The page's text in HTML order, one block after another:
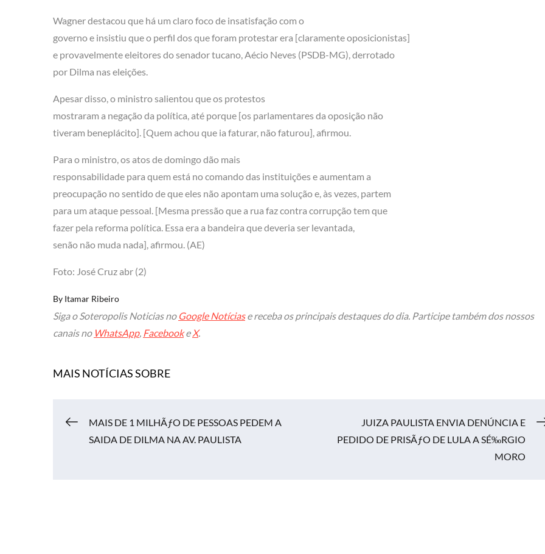
Wagner destacou que há um claro foco de insatisfação com o
governo e insistiu que o perfil dos que foram protestar era [claramente oposicionistas]
e provavelmente eleitores do senador tucano, Aécio Neves (PSDB-MG), derrotado
por Dilma nas eleições.
Apesar disso, o ministro salientou que os protestos
mostraram a negação da política, até porque [os parlamentares da oposição não
tiveram beneplácito]. [Quem achou que ia faturar, não faturou], afirmou.
Para o ministro, os atos de domingo dão mais
responsabilidade para quem está no comando das instituições e aumentam a
preocupação no sentido de que eles não apontam uma solução e, às vezes, partem
para um ataque pessoal. [Mesma pressão que a rua faz contra corrupção tem que
fazer pela reforma política. Essa era a bandeira que deveria ser levantada,
senão não muda nada], afirmou. (AE)
Foto: José Cruz abr (2)
By Itamar Ribeiro
Siga o Soteropolis Noticias no Google Notíciase receba os principais destaques do dia. Participe também dos nossos
canais no WhatsApp, FacebookeX.
MAIS NOTÍCIAS SOBRE
Navegação
MAIS DE 1 MILHÃƒO DE PESSOAS PEDEM A
SAIDA DE DILMA NA AV. PAULISTA
JUIZA PAULISTA ENVIA DENÚNCIA E
PEDIDO DE PRISÃƒO DE LULA A SÉ‰RGIO
MORO